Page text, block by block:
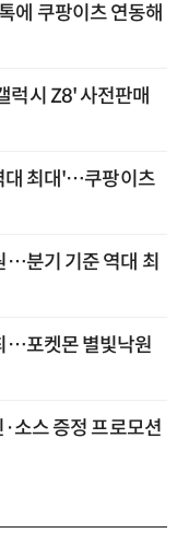
에 쿠팡이츠 연동해
럭시 Z8' 사전판매
대 최대'…쿠팡이츠
…분기 기준 역대 최
…포켓몬 별빛낙원
소스 증정 프로모션